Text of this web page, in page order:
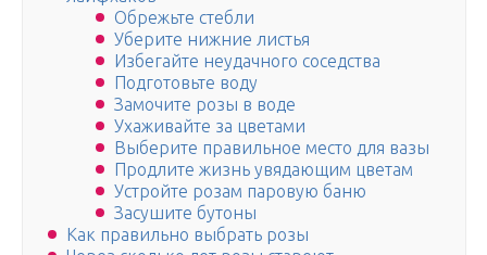
Обрежьте стебли
Уберите нижние листья
Избегайте неудачного соседства
Подготовьте воду
Замочите розы в воде
Ухаживайте за цветами
Выберите правильное место для вазы
Продлите жизнь увядающим цветам
Устройте розам паровую баню
Засушите бутоны
Как правильно выбрать розы